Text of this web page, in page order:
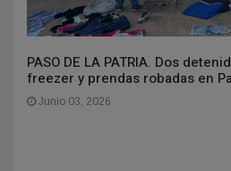
PASO DE LA PATRIA. Dos
freezer y prendas robadas en
Junio 03, 2026